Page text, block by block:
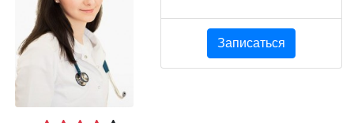
Записаться